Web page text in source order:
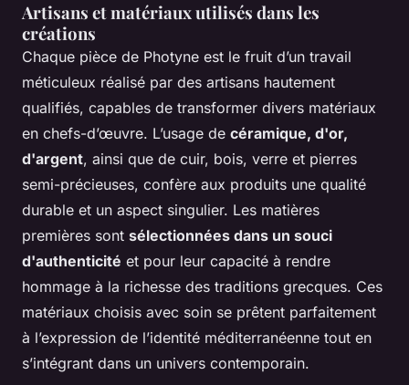
Artisans et matériaux utilisés dans les
créations
Chaque pièce de Photyne est le fruit d’un travail
méticuleux réalisé par des artisans hautement
qualifiés, capables de transformer divers matériaux
en chefs-d’œuvre. L’usage de céramique, d'or,
d'argent, ainsi que de cuir, bois, verre et pierres
semi-précieuses, confère aux produits une qualité
durable et un aspect singulier. Les matières
premières sont sélectionnées dans un souci
d'authenticité et pour leur capacité à rendre
hommage à la richesse des traditions grecques. Ces
matériaux choisis avec soin se prêtent parfaitement
à l’expression de l’identité méditerranéenne tout en
s’intégrant dans un univers contemporain.